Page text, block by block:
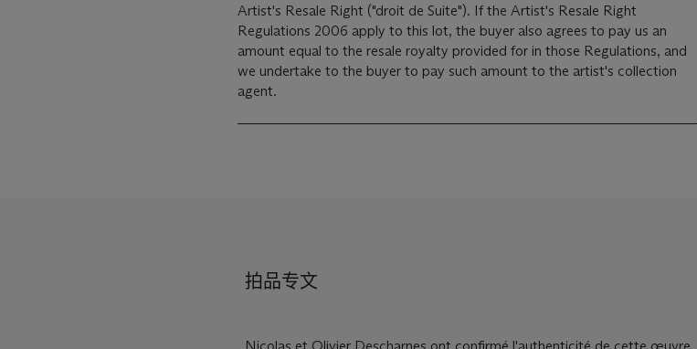
Artist's Resale Right ("droit de Suite"). If the Artist's Resale Right
Regulations 2006 apply to this lot, the buyer also agrees to pay us an
amount equal to the resale royalty provided for in those Regulations, and
we undertake to the buyer to pay such amount to the artist's collection
agent.
拍品专文